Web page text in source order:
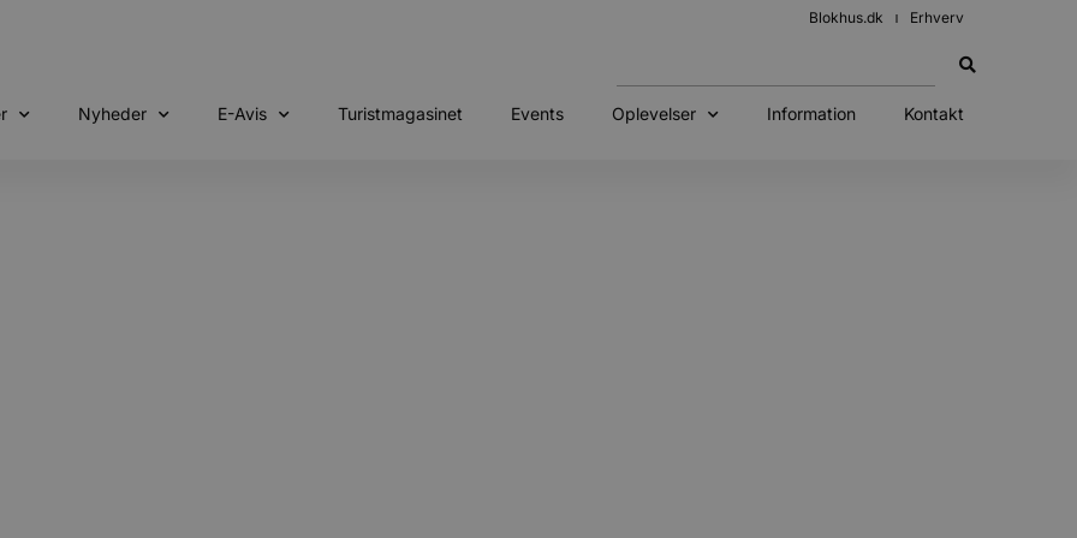
Blokhus.dk Erhverv
Nyheder E-Avis Turistmagasinet Events Oplevelser Information Kontakt